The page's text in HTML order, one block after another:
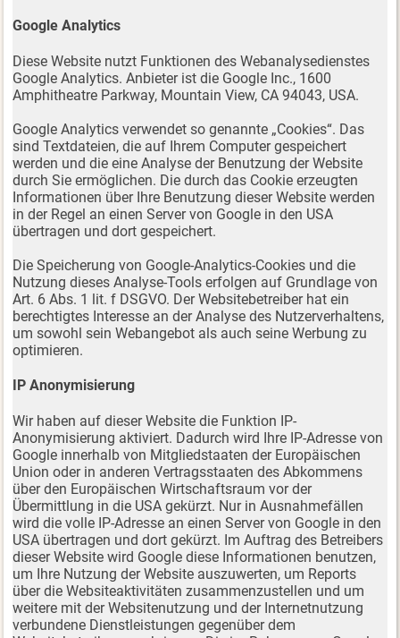
Google Analytics
Diese Website nutzt Funktionen des Webanalysedienstes
Google Analytics. Anbieter ist die Google Inc., 1600
Amphitheatre Parkway, Mountain View, CA 94043, USA.
Google Analytics verwendet so genannte „Cookies“. Das
sind Textdateien, die auf Ihrem Computer gespeichert
werden und die eine Analyse der Benutzung der Website
durch Sie ermöglichen. Die durch das Cookie erzeugten
Informationen über Ihre Benutzung dieser Website werden
in der Regel an einen Server von Google in den USA
übertragen und dort gespeichert.
Die Speicherung von Google-Analytics-Cookies und die
Nutzung dieses Analyse-Tools erfolgen auf Grundlage von
Art. 6 Abs. 1 lit. f DSGVO. Der Websitebetreiber hat ein
berechtigtes Interesse an der Analyse des Nutzerverhaltens,
um sowohl sein Webangebot als auch seine Werbung zu
optimieren.
IP Anonymisierung
Wir haben auf dieser Website die Funktion IP-
Anonymisierung aktiviert. Dadurch wird Ihre IP-Adresse von
Google innerhalb von Mitgliedstaaten der Europäischen
Union oder in anderen Vertragsstaaten des Abkommens
über den Europäischen Wirtschaftsraum vor der
Übermittlung in die USA gekürzt. Nur in Ausnahmefällen
wird die volle IP-Adresse an einen Server von Google in den
USA übertragen und dort gekürzt. Im Auftrag des Betreibers
dieser Website wird Google diese Informationen benutzen,
um Ihre Nutzung der Website auszuwerten, um Reports
über die Websiteaktivitäten zusammenzustellen und um
weitere mit der Websitenutzung und der Internetnutzung
verbundene Dienstleistungen gegenüber dem